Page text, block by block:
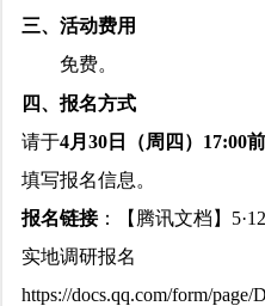
三、活动费用
免费。
四、报名方式
请于4月30日（周四）17:00前
填写报名信息。
报名链接：【腾讯文档】
实地调研报名
https://docs.qq.com/form/